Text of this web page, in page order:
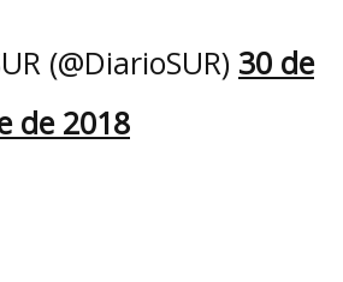
(@DiarioSUR) 30 de
de 2018